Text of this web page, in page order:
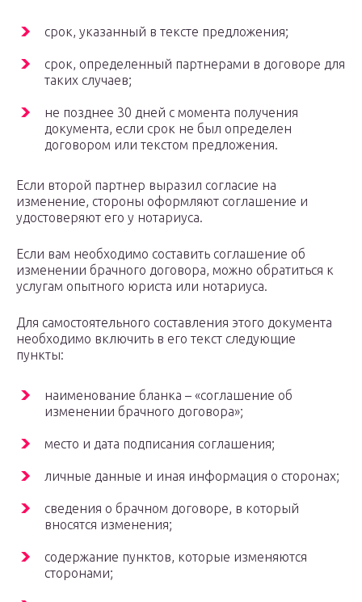
срок, указанный в тексте предложения;
срок, определенный партнерами в договоре для
таких случаев;
не позднее 30 дней с момента получения
документа, если срок не был определен
договором или текстом предложения.
Если второй партнер выразил согласие на
изменение, стороны оформляют соглашение и
удостоверяют его у нотариуса.
Если вам необходимо составить соглашение об
изменении брачного договора, можно обратиться к
услугам опытного юриста или нотариуса.
Для самостоятельного составления этого документа
необходимо включить в его текст следующие
пункты:
наименование бланка – «соглашение об
изменении брачного договора»;
место и дата подписания соглашения;
личные данные и иная информация о сторонах;
сведения о брачном договоре, в который
вносятся изменения;
содержание пунктов, которые изменяются
сторонами;